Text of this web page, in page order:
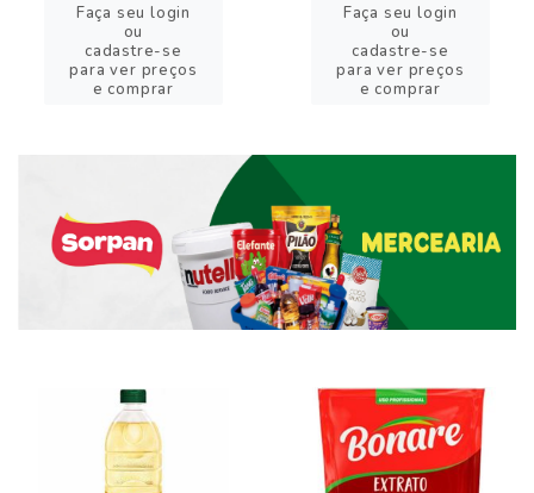
Faça seu login
ou
cadastre-se
para ver preços
e comprar
Faça seu login
ou
cadastre-se
para ver preços
e comprar